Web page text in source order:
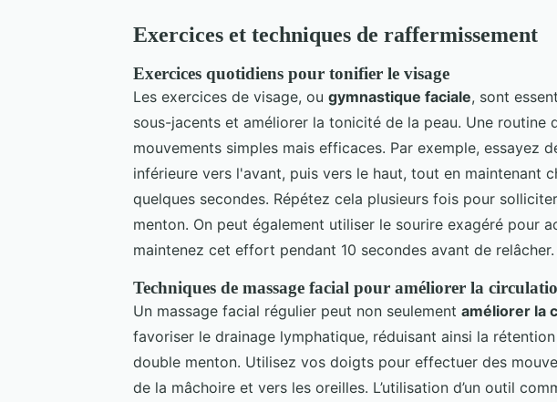
Exercices et techniques de raffermissement
Exercices quotidiens pour tonifier le visage
Les exercices de visage, ou gymnastique faciale, sont
sous-jacents et améliorer la tonicité de la peau. Une routine
mouvements simples mais efficaces. Par exemple, essayez
inférieure vers l'avant, puis vers le haut, tout en maintenant
quelques secondes. Répétez cela plusieurs fois pour
menton. On peut également utiliser le sourire exagéré pour
maintenez cet effort pendant 10 secondes avant de relâcher.
Techniques de massage facial pour améliorer la
Un massage facial régulier peut non seulement améliorer la
favoriser le drainage lymphatique, réduisant ainsi la rétention
double menton. Utilisez vos doigts pour effectuer des
de la mâchoire et vers les oreilles. L’utilisation d’un outil